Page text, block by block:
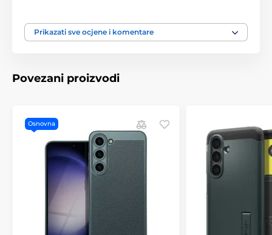
Prikazati sve ocjene i komentare
Povezani proizvodi
Osnovna